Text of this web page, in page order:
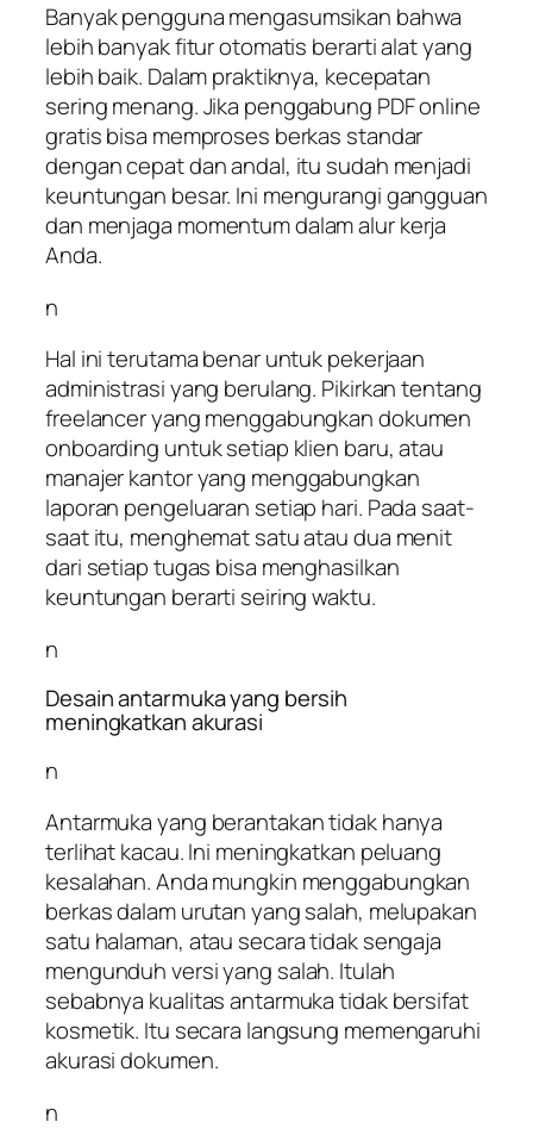
Banyak pengguna mengasumsikan bahwa
lebih banyak fitur otomatis berarti alat yang
lebih baik. Dalam praktiknya, kecepatan
sering menang. Jika penggabung PDF online
gratis bisa memproses berkas standar
dengan cepat dan andal, itu sudah menjadi
keuntungan besar. Ini mengurangi gangguan
dan menjaga momentum dalam alur kerja
Anda.
n
Hal ini terutama benar untuk pekerjaan
administrasi yang berulang. Pikirkan tentang
freelancer yang menggabungkan dokumen
onboarding untuk setiap klien baru, atau
manajer kantor yang menggabungkan
laporan pengeluaran setiap hari. Pada saat-
saat itu, menghemat satu atau dua menit
dari setiap tugas bisa menghasilkan
keuntungan berarti seiring waktu.
n
Desain antarmuka yang bersih
meningkatkan akurasi
n
Antarmuka yang berantakan tidak hanya
terlihat kacau. Ini meningkatkan peluang
kesalahan. Anda mungkin menggabungkan
berkas dalam urutan yang salah, melupakan
satu halaman, atau secara tidak sengaja
mengunduh versi yang salah. Itulah
sebabnya kualitas antarmuka tidak bersifat
kosmetik. Itu secara langsung memengaruhi
akurasi dokumen.
n